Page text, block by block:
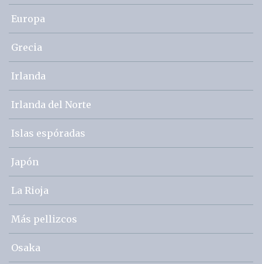
Europa
Grecia
Irlanda
Irlanda del Norte
Islas espóradas
Japón
La Rioja
Más pellizcos
Osaka